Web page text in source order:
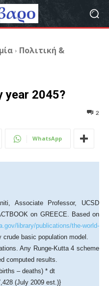
Πολιτική &
year 2045?
2
WhatsApp
Associate Professor, UCSD
on GREECE. Based on
library/publications/the-world-
crude basic population model.
Any Runge-Kutta 4 scheme
computed results.
– deaths) * dt
(July 2009 est.)}